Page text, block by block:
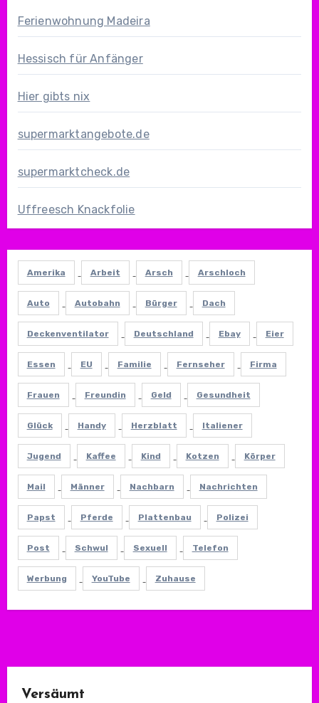
Ferienwohnung Madeira
Hessisch für Anfänger
Hier gibts nix
supermarktangebote.de
supermarktcheck.de
Uffreesch Knackfolie
Amerika Arbeit Arsch Arschloch
Auto Autobahn Bürger Dach
Deckenventilator Deutschland Ebay Eier
Essen EU Familie Fernseher Firma
Frauen Freundin Geld Gesundheit
Glück Handy Herzblatt Italiener
Jugend Kaffee Kind Kotzen Körper
Mail Männer Nachbarn Nachrichten
Papst Pferde Plattenbau Polizei
Post Schwul Sexuell Telefon
Werbung YouTube Zuhause
Versäumt